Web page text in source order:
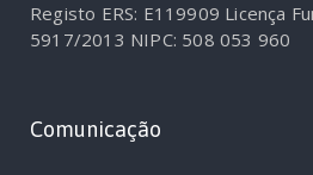
Registo ERS: E119909 Licença
5917/2013 NIPC: 508 053 960
Comunicação